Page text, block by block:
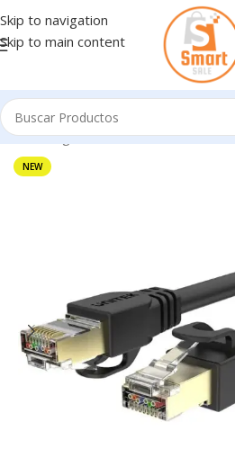
Skip to navigation
Skip to main content
Inicio/Ingresando
NEW